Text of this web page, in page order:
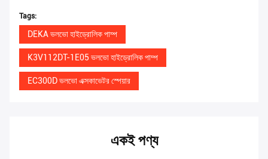
Tags:
DEKA ভলভো হাইড্রোলিক পাম্প
K3V112DT-1E05 ভলভো হাইড্রোলিক পাম্প
EC300D ভলভো এক্সকাভেটর স্পেয়ার
একই পণ্য